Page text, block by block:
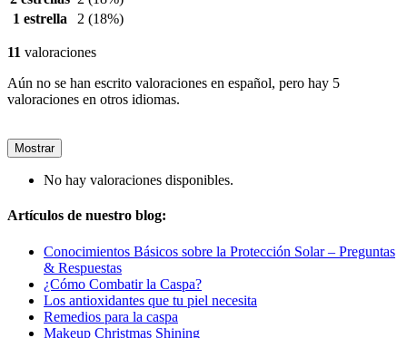
1 estrella
2 (18%)
11 valoraciones
Aún no se han escrito valoraciones en español, pero hay 5
valoraciones en otros idiomas.
Mostrar
No hay valoraciones disponibles.
Artículos de nuestro blog:
Conocimientos Básicos sobre la Protección Solar – Preguntas
& Respuestas
¿Cómo Combatir la Caspa?
Los antioxidantes que tu piel necesita
Remedios para la caspa
Makeup Christmas Shining